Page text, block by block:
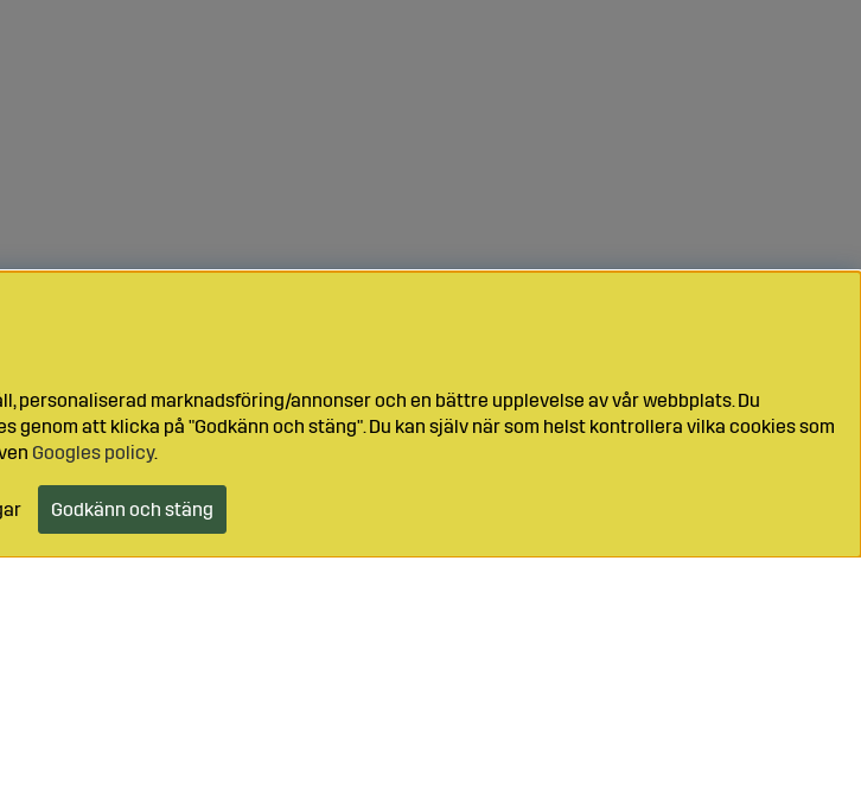
marknadsföring/annonser och en bättre upplevelse av vår webbplats. Du
att klicka på "Godkänn och stäng". Du kan själv när som helst kontrollera vilka cookies som
Googles policy.
Godkänn och stäng